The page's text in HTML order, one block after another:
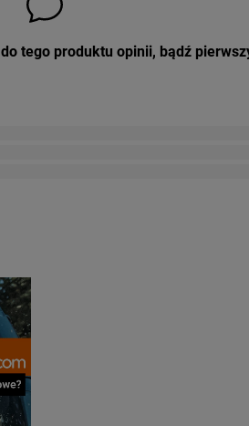
tego produktu opinii, bądź